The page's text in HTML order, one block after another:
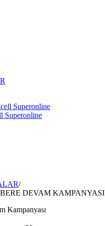
/
DEVAM KAMPANYASI